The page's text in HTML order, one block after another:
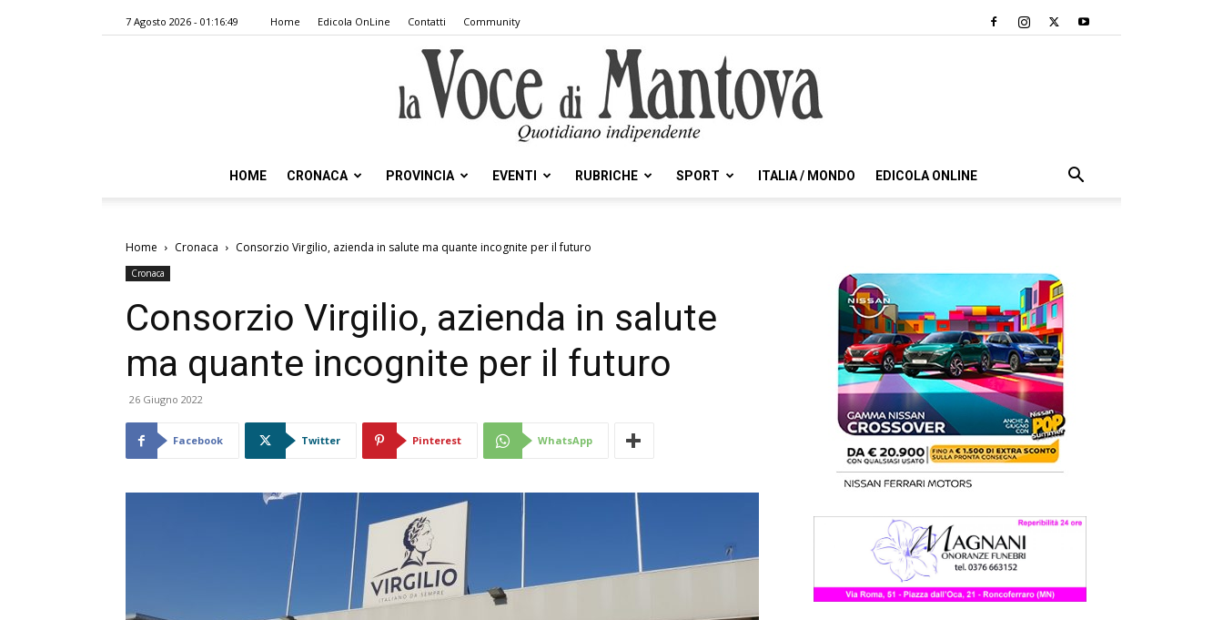
7 Agosto 2026 - 01:16:49 Home Edicola OnLine Contatti Community
Voce
Mantova
HOME CRONACA PROVINCIA EVENTI RUBRICHE SPORT ITALIA / MONDO EDICOLA ONLINE
Home Cronaca Consorzio Virgilio, azienda in salute ma quante incognite per il futuro
Cronaca
Consorzio Virgilio, azienda in salute
ma quante incognite per il futuro
26 Giugno 2022
Facebook Twitter Pinterest WhatsApp